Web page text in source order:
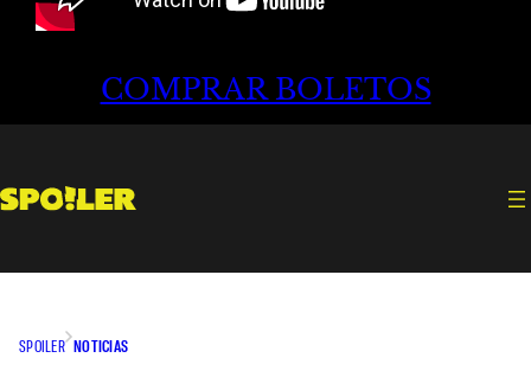
COMPRAR BOLETOS
SPOILER NOTICIAS